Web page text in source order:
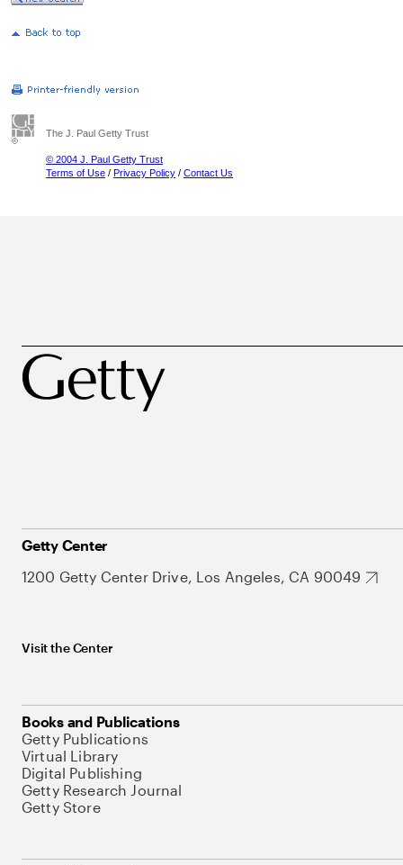
The J. Paul Getty Trust
© 2004 J. Paul Getty Trust
Terms of Use / Privacy Policy / Contact Us
Getty Center
1200 Getty Center Drive, Los Angeles, CA 90049
Visit the Center
Books and Publications
Getty Publications
Virtual Library
Digital Publishing
Getty Research Journal
Getty Store